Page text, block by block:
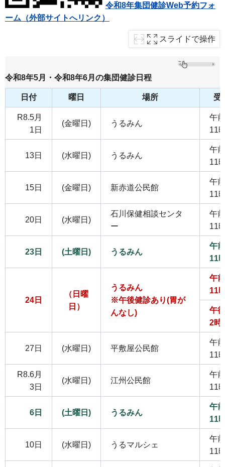
令和8年集団健診Web予約フォ
ーム（外部サイトへリンク）
スライドで操作
令和8年5月・令和8年6月の集団健診日程
日付 曜日 場所 受
R8.5月
1日
(金曜日) うるみん
午
11
13日 (水曜日) うるみん
午
11
15日 (金曜日) 新赤道公民館
午
11
20日 (水曜日)
石川保健相談センタ
ー
午
11
23日 (土曜日) うるみん
午
11
24日
（日曜
日）
うるみん
※午後健診あり(胃が
んなし)
午
11
午
2時
27日 (水曜日) 平敷屋公民館
午
11
R8.6月
3日
(水曜日) 江州公民館
午
11
6日 (土曜日) うるみん
午
11
10日 (水曜日) うるマルシェ
午
11